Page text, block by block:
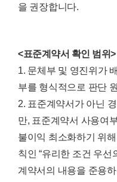
을 권장합니다.
<표준계약서 확인 범위>
1. 문체부 및 영진위가
부를 형식적으로 판단
2. 표준계약서가 아닌
만, 표준계약서 사용여
불이익 최소화하기 위
칙인 “유리한 조건 우선
계약서의 내용을 준용